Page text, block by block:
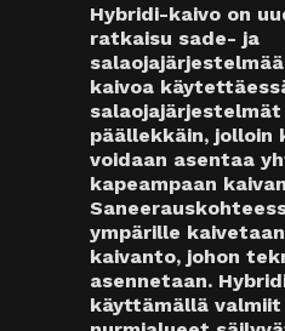
Hybridi-kaivo on
ratkaisu sade- ja
kaivoa
päällekkäin, jolloin
voidaan asentaa
kapeampaan
ympärille
kaivanto, johon
asennetaan.
käyttämällä valmiit